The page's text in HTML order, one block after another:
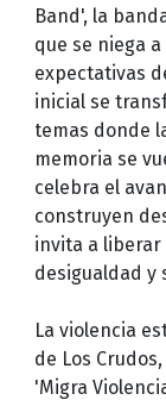
Band', la
que se niega
expectativas
inicial se
temas donde
memoria se
celebra el
construyen
invita a liberar
desigualdad y
La violencia
de Los
'Migra